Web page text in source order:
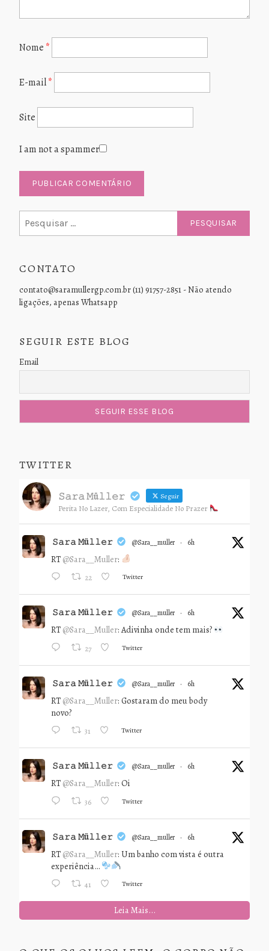
Nome *
E-mail*
Site
I am not a spammer
por:
CONTATO
contato@saramullergp.com.br (11) 91757-2851 - Não atendo
ligações, apenas Whatsapp
SEGUIR ESTE BLOG
Email
TWITTER
𝚂𝚊𝚛𝚊 𝙼ü𝚕𝚕𝚎𝚛 Seguir
Perita No Lazer, Com Especialidade No Prazer
𝚂𝚊𝚛𝚊 𝙼ü𝚕𝚕𝚎𝚛 @sara__muller · 6h
RT @Sara__Muller:
22 Twitter
𝚂𝚊𝚛𝚊 𝙼ü𝚕𝚕𝚎𝚛 @sara__muller · 6h
RT @Sara__Muller: Adivinha onde tem mais?
27 Twitter
𝚂𝚊𝚛𝚊 𝙼ü𝚕𝚕𝚎𝚛 @sara__muller · 6h
RT @Sara__Muller: Gostaram do meu body
novo?
31 Twitter
𝚂𝚊𝚛𝚊 𝙼ü𝚕𝚕𝚎𝚛 @sara__muller · 6h
RT @Sara__Muller: Oi
36 Twitter
𝚂𝚊𝚛𝚊 𝙼ü𝚕𝚕𝚎𝚛 @sara__muller · 6h
RT @Sara__Muller: Um banho com vista é outra
experiência…
41 Twitter
Leia Mais...